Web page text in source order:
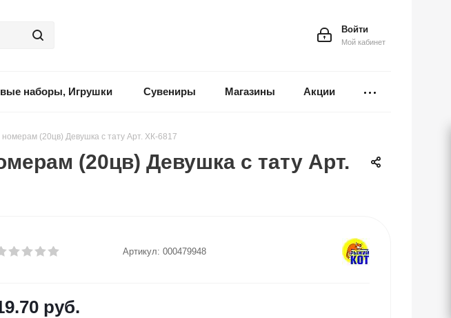
Войти
Мой кабинет
наборы, Игрушки Сувениры Магазины Акции
(20цв) Девушка с тату Арт. ХК-6817
(20цв) Девушка с тату Арт.
Артикул: 000479948
руб.